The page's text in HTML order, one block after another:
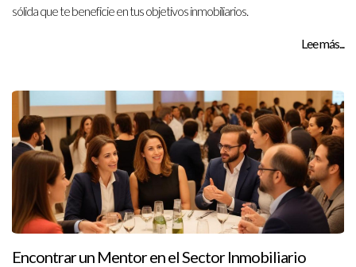
sólida que te beneficie en tus objetivos inmobiliarios.
Lee más...
Encontrar un Mentor en el Sector Inmobiliario